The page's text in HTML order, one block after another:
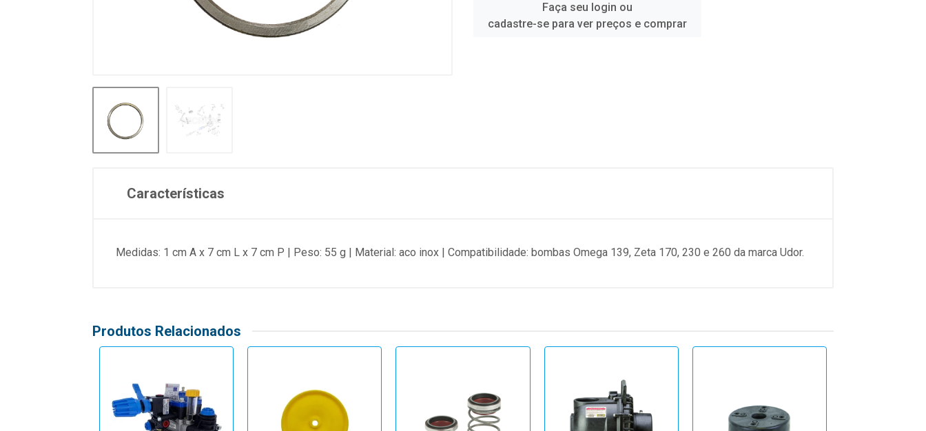
Faça seu login ou
cadastre-se para ver preços e comprar
Características
Medidas: 1 cm A x 7 cm L x 7 cm P | Peso: 55 g | Material: aco inox | Compatibilidade: bombas Omega 139, Zeta 170, 230 e 260 da marca Udor.
Produtos Relacionados